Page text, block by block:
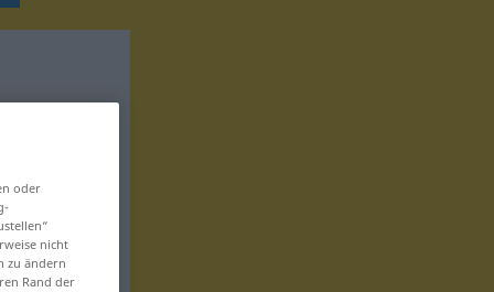
oder
nicht
zu ändern
Rand der